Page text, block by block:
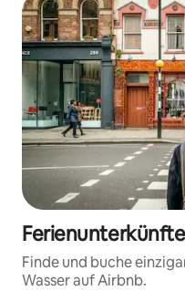
Finde und buche
Wasser auf Airbnb.